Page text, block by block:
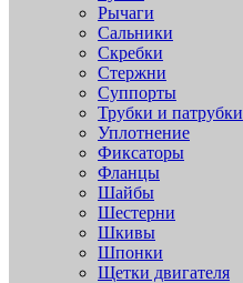
Рычаги
Сальники
Скребки
Стержни
Суппорты
Трубки и патрубки
Уплотнение
Фиксаторы
Фланцы
Шайбы
Шестерни
Шкивы
Шпонки
Щетки двигателя